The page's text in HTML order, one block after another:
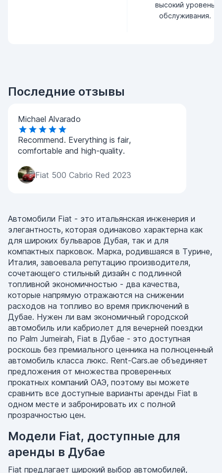
высокий уровень
обслуживания.
Последние отзывы
Michael Alvarado
Recommend. Everything is fair,
comfortable and high-quality.
Fiat 500 Cabrio Red 2023
Автомобили Fiat - это итальянская инженерия и
элегантность, которая одинаково характерна как
для широких бульваров Дубая, так и для
компактных парковок. Марка, родившаяся в Турине,
Италия, завоевала репутацию производителя,
сочетающего стильный дизайн с подлинной
топливной экономичностью - два качества,
которые напрямую отражаются на снижении
расходов на топливо во время приключений в
Дубае. Нужен ли вам экономичный городской
автомобиль или кабриолет для вечерней поездки
по Palm Jumeirah, Fiat в Дубае - это доступная
роскошь без премиального ценника на полноценный
автомобиль класса люкс. Rent-Cars.ae объединяет
предложения от множества проверенных
прокатных компаний ОАЭ, поэтому вы можете
сравнить все доступные варианты аренды Fiat в
одном месте и забронировать их с полной
прозрачностью цен.
Модели Fiat, доступные для
аренды в Дубае
Fiat предлагает широкий выбор автомобилей,